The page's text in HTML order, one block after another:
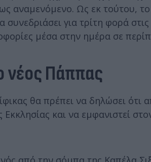
αναμενόμενο. Ως εκ τούτου,
συνεδριάσει για τρίτη φορά
μέσα στην ημέρα σε
νέος Πάππας
θα πρέπει να δηλώσει ότι
και να εμφανιστεί